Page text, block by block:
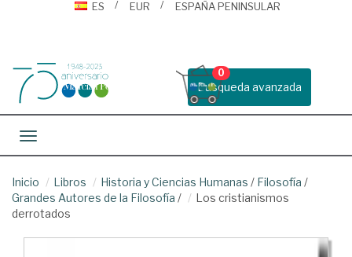
ES
EUR ESPAÑA PENINSULAR
Busqueda avanzada
0
Toggle navigation
Inicio Libros Historia y Ciencias Humanas / Filosofía /
Grandes Autores de la Filosofía /
Los cristianismos
derrotados